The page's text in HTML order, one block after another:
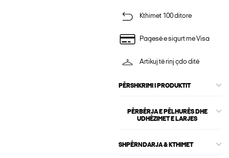
Kthimet 100 ditore
Pagesë e sigurt me Visa
Artikuj të rinj çdo ditë
PËRSHKRIMI I PRODUKTIT
PËRBËRJA E PËLHURËS DHE
UDHËZIMET E LARJES
SHPËRNDARJA & KTHIMET